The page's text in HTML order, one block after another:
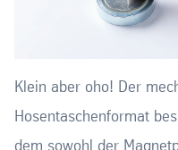
Klein aber oho! Der
Hosentaschenformat
dem sowohl der